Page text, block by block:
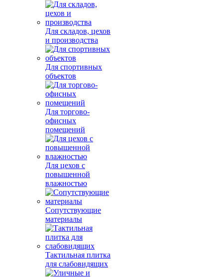
Для складов, цехов
и производства
Для спортивных
объектов
Для торгово-
офисных
помещений
Для цехов с
повышенной
влажностью
Сопутствующие
материалы
Тактильная плитка
для слабовидящих